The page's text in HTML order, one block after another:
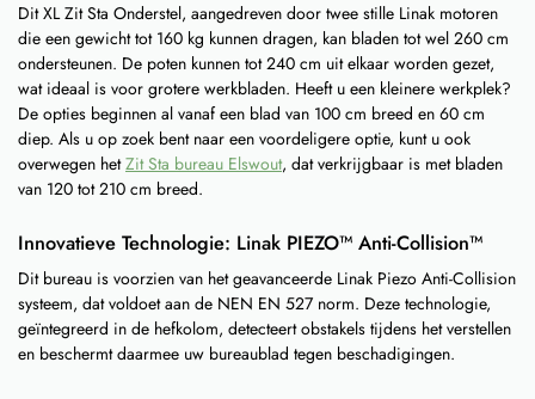
Dit XL Zit Sta Onderstel, aangedreven door twee stille Linak motoren
die een gewicht tot 160 kg kunnen dragen, kan bladen tot wel 260 cm
ondersteunen. De poten kunnen tot 240 cm uit elkaar worden gezet,
wat ideaal is voor grotere werkbladen. Heeft u een kleinere werkplek?
De opties beginnen al vanaf een blad van 100 cm breed en 60 cm
diep. Als u op zoek bent naar een voordeligere optie, kunt u ook
overwegen hetZit Sta bureau Elswout, dat verkrijgbaar is met bladen
van 120 tot 210 cm breed.
Innovatieve Technologie: Linak PIEZO™ Anti-Collision™
Dit bureau is voorzien van het geavanceerde Linak Piezo Anti-Collision
systeem, dat voldoet aan de NEN EN 527 norm. Deze technologie,
geïntegreerd in de hefkolom, detecteert obstakels tijdens het verstellen
en beschermt daarmee uw bureaublad tegen beschadigingen.